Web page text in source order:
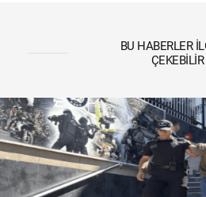
BU HABERLER
ÇEKEBILIR